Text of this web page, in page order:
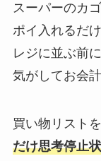
スーパーのカ
ポイ入れるだ
レジに並ぶ前
気がしてお会
買い物リスト
だけ思考停止